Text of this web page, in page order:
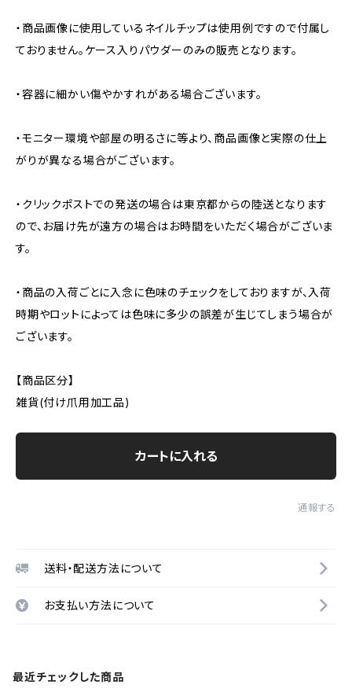
・商品画像に使用しているネイルチップは使用例ですので付属し
ておりません。ケース入りパウダーのみの販売となります。
・容器に細かい傷やかすれがある場合ございます。
・モニター環境や部屋の明るさに等より、商品画像と実際の仕上
がりが異なる場合がございます。
・クリックポストでの発送の場合は東京都からの陸送となります
ので、お届け先が遠方の場合はお時間をいただく場合がございま
す。
・商品の入荷ごとに入念に色味のチェックをしておりますが、入荷
時期やロットによっては色味に多少の誤差が生じてしまう場合が
ございます。
【商品区分】
雑貨(付け爪用加工品)
カートに入れる
通報する
送料・配送方法について
お支払い方法について
最近チェックした商品